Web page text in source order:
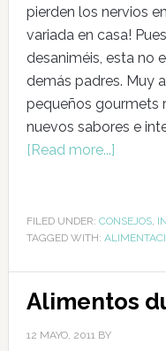
pierden los nervios
variada en casa!
desaniméis, esta no
demás padres. Muy
pequeños gourmets
nuevos sabores e
[Read more...]
FILED UNDER: CONSEJOS,
TAGGED WITH:
Alimentos
12 MAYO, 2011BY